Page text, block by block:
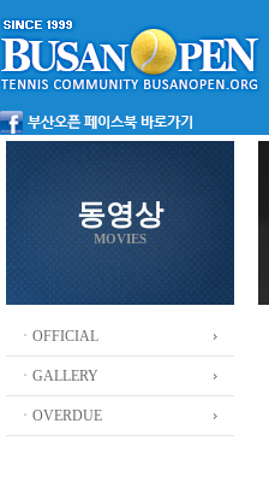
동영상
MOVIES
ㆍOFFICIAL
ㆍGALLERY
ㆍOVERDUE